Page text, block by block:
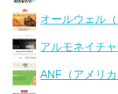
オールウェル（
アルモネイチ
ANF（アメリカ